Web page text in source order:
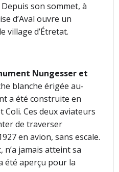
son sommet, à
d’Aval ouvre un
village d’Étretat.
Nungesser et
blanche érigée au-
a été construite en
Ces deux aviateurs
de traverser
en avion, sans escale.
n’a jamais atteint sa
été aperçu pour la